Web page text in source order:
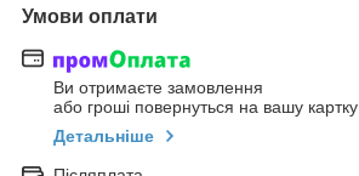
Умови оплати
Ви отримаєте замовлення
або гроші повернуться на вашу картку
Детальніше